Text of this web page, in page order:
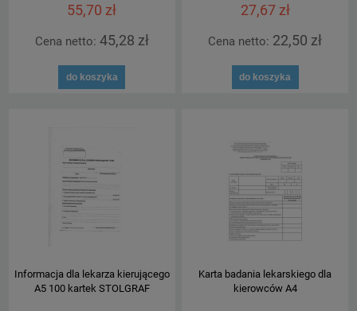
55,70 zł
Cena netto: 45,28 zł
do koszyka
27,67 zł
Cena netto: 22,50 zł
do koszyka
Informacja dla lekarza kierującego
A5 100 kartek STOLGRAF
Karta badania lekarskiego dla
kierowców A4